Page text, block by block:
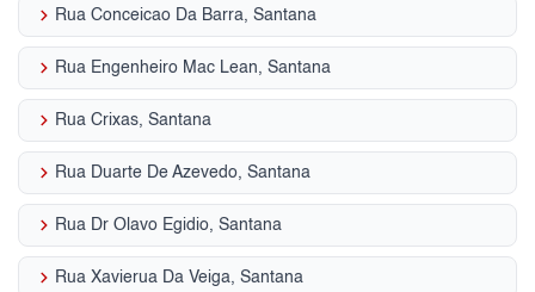
keyboard_arrow_right Rua Conceicao Da Barra, Santana
keyboard_arrow_right Rua Engenheiro Mac Lean, Santana
keyboard_arrow_right Rua Crixas, Santana
keyboard_arrow_right Rua Duarte De Azevedo, Santana
keyboard_arrow_right Rua Dr Olavo Egidio, Santana
keyboard_arrow_right Rua Xavierua Da Veiga, Santana